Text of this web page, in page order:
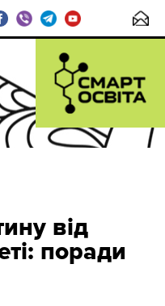
від
поради